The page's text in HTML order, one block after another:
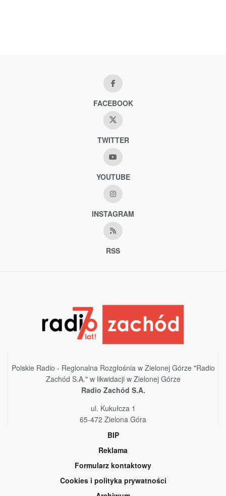
FACEBOOK
TWITTER
YOUTUBE
INSTAGRAM
RSS
Polskie Radio - Regionalna Rozgłośnia w Zielonej Górze "Radio
Zachód S.A." w likwidacji w Zielonej Górze
Radio Zachód S.A.
ul. Kukułcza 1
65-472 Zielona Góra
BIP
Reklama
Formularz kontaktowy
Cookies i polityka prywatności